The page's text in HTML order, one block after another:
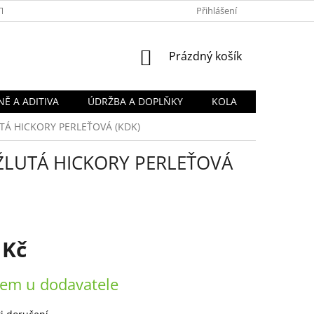
PODMÍNKY OCHRANY OSOBNÍCH
Přihlášení
NÁKUPNÍ
Prázdný košík
A ADITIVA ÚDRŽBA A DOPLŇKY
KOLA
PERLEŤOVÁ (KDK)
HICKORY PERLEŤOVÁ
u dodavatele